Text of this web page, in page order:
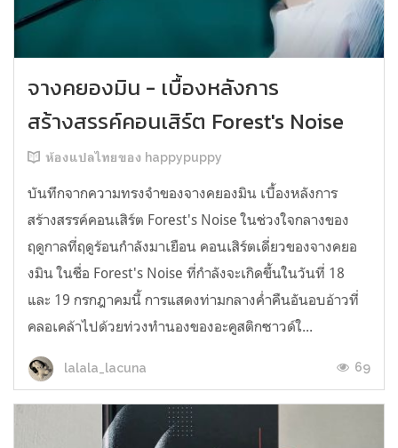
จางคยองมิน - เบื้องหลังการ
สร้างสรรค์คอนเสิร์ต Forest's Noise
ห้องแปลไทยของ happypuppy
บันทึกจากความทรงจำของจางคยองมิน เบื้องหลังการ
สร้างสรรค์คอนเสิร์ต Forest's Noise ในช่วงใจกลางของ
ฤดูกาลที่ฤดูร้อนกำลังมาเยือน คอนเสิร์ตเดี่ยวของจางคยอ
งมิน ในชื่อ Forest's Noise ที่กำลังจะเกิดขึ้นในวันที่ 18
และ 19 กรกฎาคมนี้ การแสดงท่ามกลางค่ำคืนอันอบอ้าวที่
คลอเคล้าไปด้วยท่วงทำนองของอะคูสติกซาวด์ใ...
lalala_lacuna 69